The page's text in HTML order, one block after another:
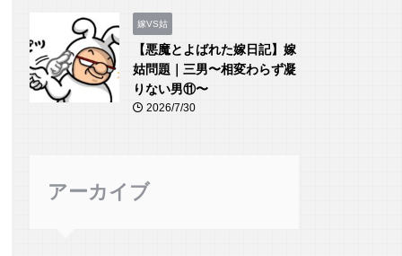
嫁VS姑
【悪魔とよばれた嫁日記】嫁
姑問題｜三男〜相変わらず凝
りない男⑪〜
2026/7/30
アーカイブ